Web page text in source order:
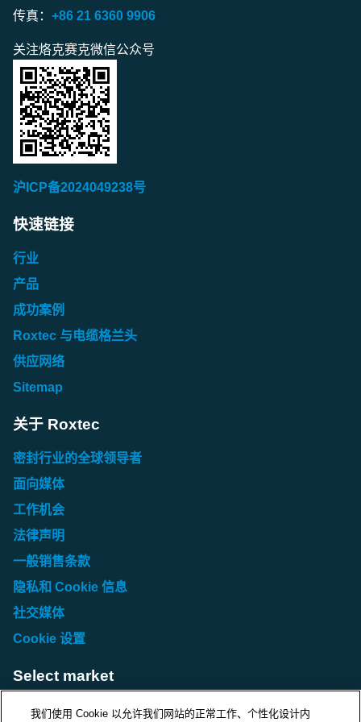
传真： +86 21 6360 9906
关注烙克赛克微信公众号
沪ICP备2024049238号
快速链接
行业
产品
成功案例
Roxtec 与电缆格兰头
供应网络
Sitemap
关于 Roxtec
密封行业的全球领导者
面向媒体
工作机会
法律声明
一般销售条款
隐私和 Cookie 信息
社交媒体
Cookie 设置
Select market
Choose local site
我们使用 Cookie 以允许我们网站的正常工作、个性化设计内